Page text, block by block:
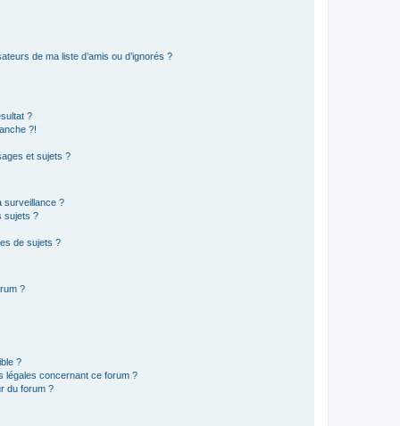
de ma liste d’amis ou d’ignorés ?
?
?!
et sujets ?
surveillance ?
sujets ?
de sujets ?
?
?
légales concernant ce forum ?
du forum ?